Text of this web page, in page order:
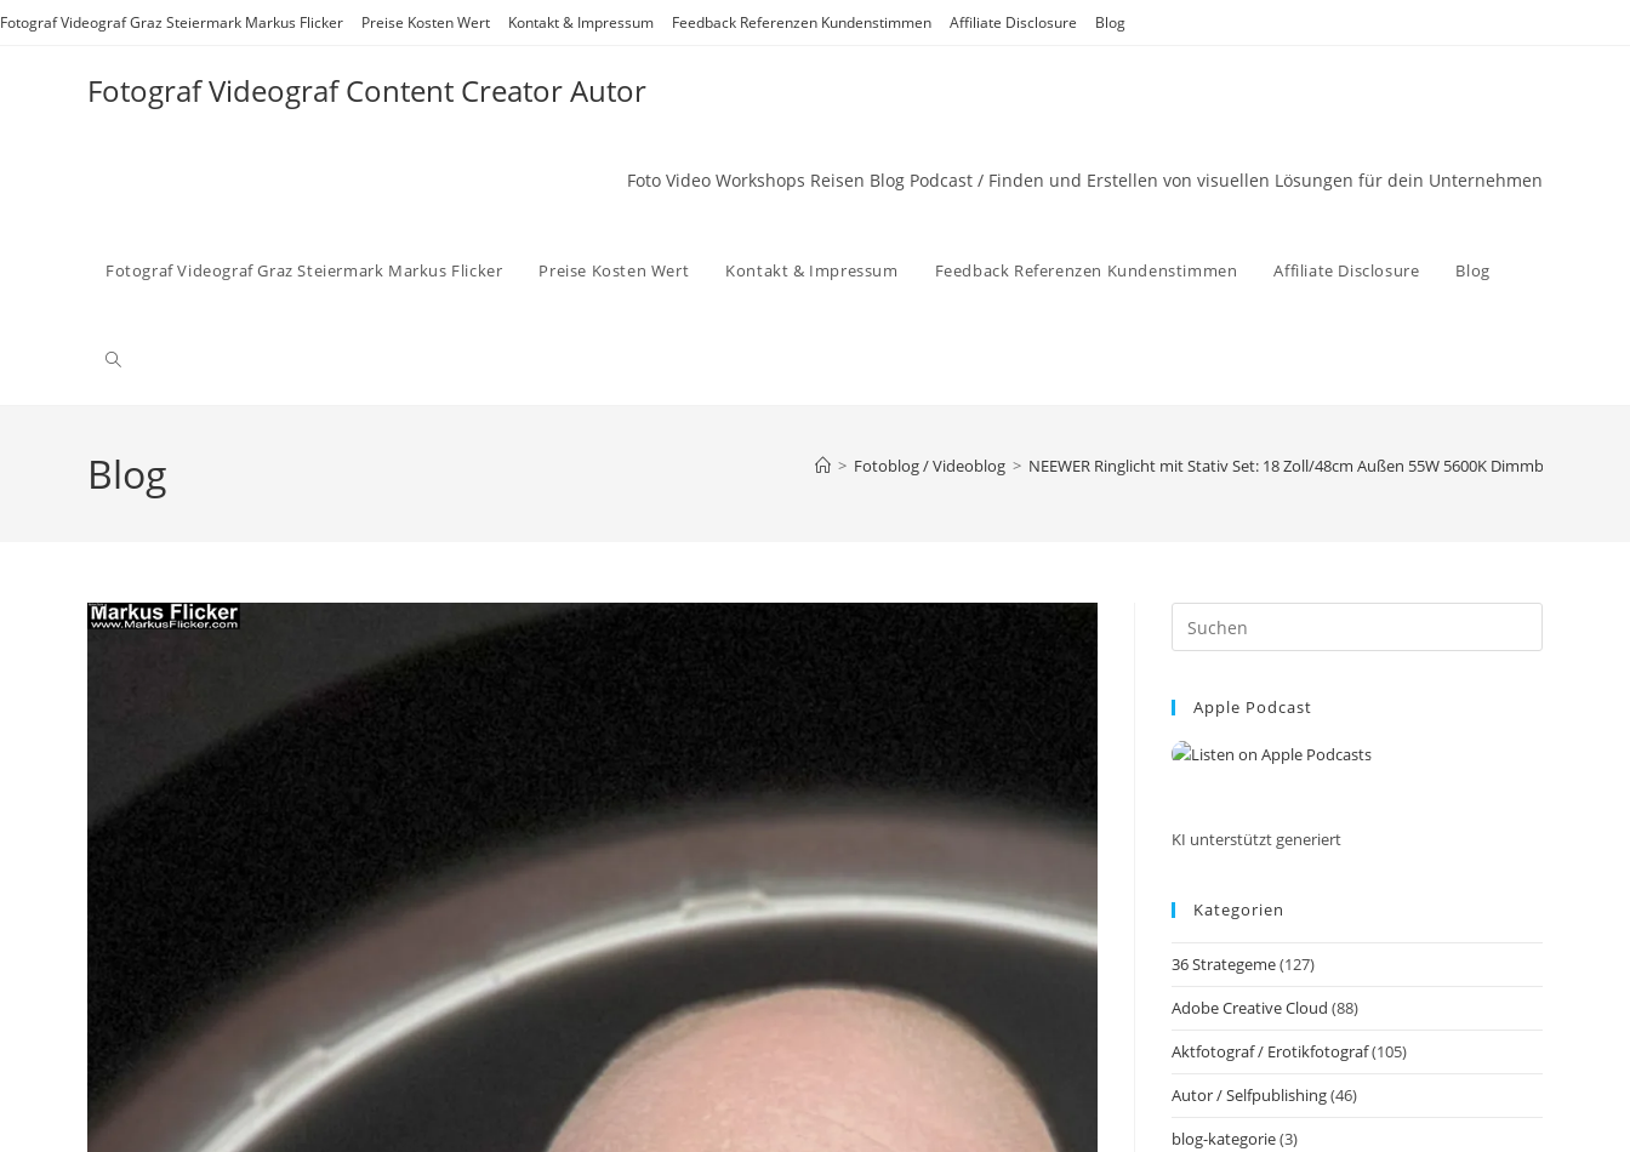
Zum
Fotograf Videograf Graz Steiermark Markus Flicker Preise Kosten Wert Kontakt & Impressum Feedback Referenzen Kundenstimmen Affiliate Disclosure Blog
Fotograf Videograf Content Creator Autor
Foto Video Workshops Reisen Blog Podcast / Finden und Erstellen von visuellen Lösungen für dein Unternehmen
Fotograf Videograf Graz Steiermark Markus Flicker Preise Kosten Wert Kontakt & Impressum Feedback Referenzen Kundenstimmen Affiliate Disclosure Blog
Website-
Blog > Fotoblog / Videoblog > NEEWER Ringlicht mit Stativ Set: 18 Zoll/48cm Außen 55W 5600K Dimmbare
Escape
Apple Podcast
KI unterstützt generiert
Kategorien
36 Strategeme(127)
Adobe Creative Cloud (88)
Aktfotograf / Erotikfotograf(105)
Autor / Selfpublishing(46)
blog-kategorie(3)